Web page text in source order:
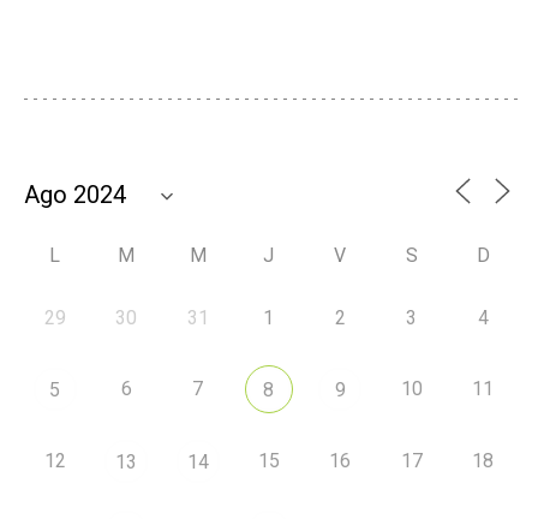
L M M J V S D
29 30 31 1 2 3 4
5 6 7 8 9 10 11
12 13 14 15 16 17 18